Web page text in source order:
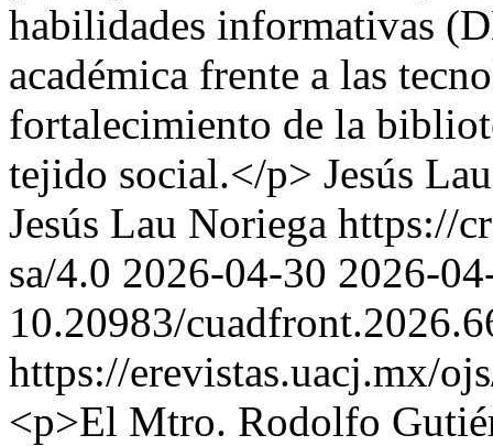
habilidades informativas
académica frente a las
fortalecimiento de la
tejido social.</p> Jesús
Jesús Lau Noriega https://
sa/4.0 2026-04-30 2026-
10.20983/
https://erevistas.uacj.mx/
<p>El Mtro. Rodolfo